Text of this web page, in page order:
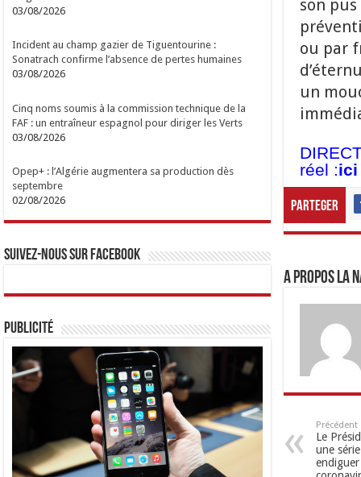
son
ou par
un
réel :ici
Parteger
A propos LA
Précédent
Le
une
03/08/2026
Incident au champ gazier de Tiguentourine :
Sonatrach confirme l’absence de pertes humaines
03/08/2026
Cinq noms soumis à la commission technique de la
FAF : un entraîneur espagnol pour diriger les Verts
03/08/2026
Opep+ : l’Algérie augmentera sa production dès
septembre
02/08/2026
Suivez-nous sur Facebook
Publicité